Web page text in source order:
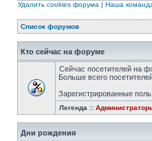
Удалить cookies форума | Наша
Список форумов
Кто сейчас на форуме
Сейчас посетителей на
Больше всего
Зарегистрированные
Легенда ::
Дни рождения